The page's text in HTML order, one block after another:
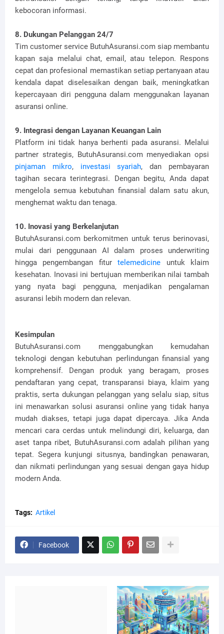
kebocoran informasi.
8. Dukungan Pelanggan 24/7
Tim customer service ButuhAsuransi.com siap membantu
kapan saja melalui chat, email, atau telepon. Respons
cepat dan profesional memastikan setiap pertanyaan atau
kendala dapat diselesaikan dengan baik, meningkatkan
kepercayaan diri pengguna dalam menggunakan layanan
asuransi online.
9. Integrasi dengan Layanan Keuangan Lain
Platform ini tidak hanya berhenti pada asuransi. Melalui
partner strategis, ButuhAsuransi.com menyediakan opsi
pinjaman mikro, investasi syariah, dan pembayaran
tagihan secara terintegrasi. Dengan begitu, Anda dapat
mengelola semua kebutuhan finansial dalam satu akun,
menghemat waktu dan tenaga.
10. Inovasi yang Berkelanjutan
ButuhAsuransi.com berkomitmen untuk terus berinovasi,
mulai dari penggunaan AI dalam proses underwriting
hingga pengembangan fiturtelemedicine untuk klaim
kesehatan. Inovasi ini bertujuan memberikan nilai tambah
yang nyata bagi pengguna, menjadikan pengalaman
asuransi lebih modern dan relevan.
Kesimpulan
ButuhAsuransi.com menggabungkan kemudahan
teknologi dengan kebutuhan perlindungan finansial yang
komprehensif. Dengan produk yang beragam, proses
pendaftaran yang cepat, transparansi biaya, klaim yang
praktis, serta dukungan pelanggan yang selalu siap, situs
ini menawarkan solusi asuransi online yang tidak hanya
mudah diakses, tetapi juga dapat dipercaya. Jika Anda
mencari cara cerdas untuk melindungi diri, keluarga, dan
aset tanpa ribet, ButuhAsuransi.com adalah pilihan yang
tepat. Segera kunjungi situsnya, bandingkan penawaran,
dan nikmati perlindungan yang sesuai dengan gaya hidup
modern Anda.
Tags: Artikel
Facebook